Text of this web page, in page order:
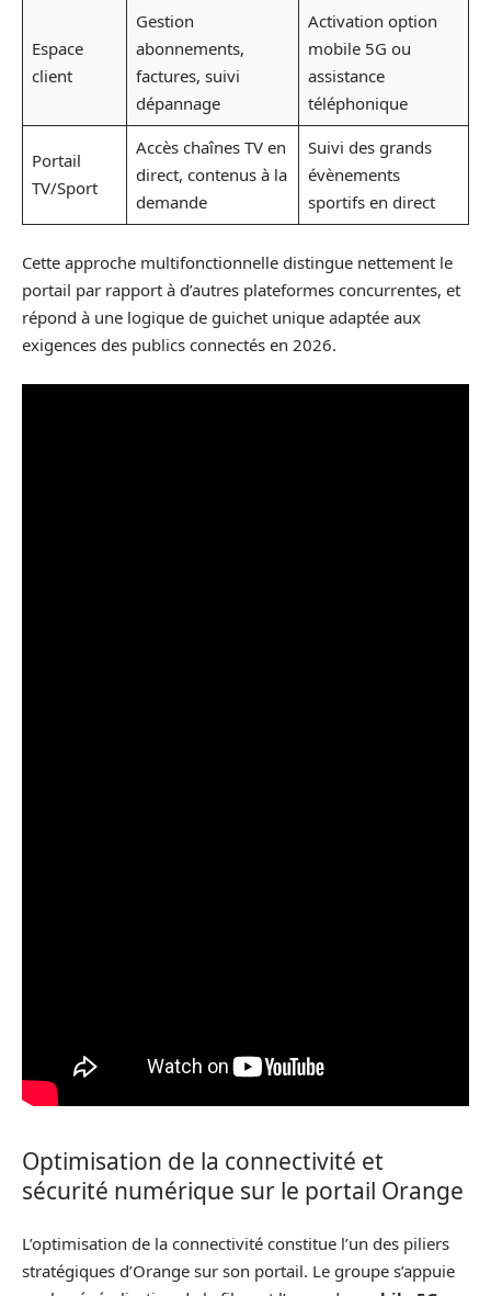
Espace
client
Gestion
abonnements,
factures, suivi
dépannage
Activation option
mobile 5G ou
assistance
téléphonique
Portail
TV/Sport
Accès chaînes TV en
direct, contenus à la
demande
Suivi des grands
évènements
sportifs en direct
Cette approche multifonctionnelle distingue nettement le
portail par rapport à d’autres plateformes concurrentes, et
répond à une logique de guichet unique adaptée aux
exigences des publics connectés en 2026.
Optimisation de la connectivité et
sécurité numérique sur le portail Orange
L’optimisation de la connectivité constitue l’un des piliers
stratégiques d’Orange sur son portail. Le groupe s’appuie